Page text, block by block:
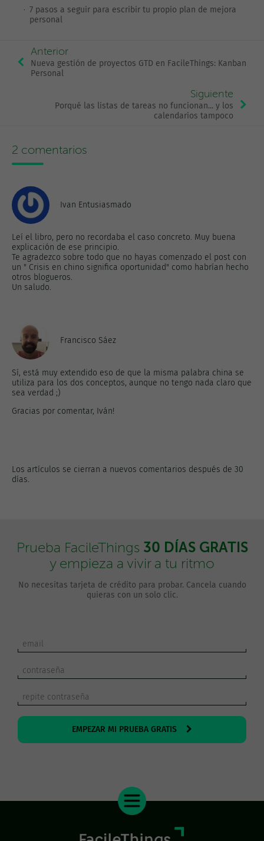
7 pasos a seguir para escribir tu propio plan de mejora
personal
Anterior
Nueva gestión de proyectos GTD en FacileThings: Kanban
Personal
Siguiente
Porqué las listas de tareas no funcionan... y los
calendarios tampoco
2 comentarios
Ivan Entusiasmado
Leí el libro, pero no recordaba el caso concreto. Muy buena
explicación de ese principio.
Te agradezco sobre todo que no hayas comenzado el post con
un " Crisis en chino significa oportunidad" como habrían hecho
otros blogueros.
Un saludo.
Francisco Sáez
Sí, está muy extendido eso de que la misma palabra china se
utiliza para los dos conceptos, aunque no tengo nada claro que
sea verdad ;)
Gracias por comentar, Iván!
Los artículos se cierran a nuevos comentarios después de 30
días.
Prueba FacileThings 30 DÍAS GRATIS
y empieza a vivir a tu ritmo
No necesitas tarjeta de crédito para probar. Cancela cuando
quieras con un solo clic.